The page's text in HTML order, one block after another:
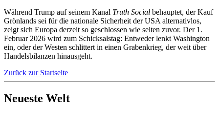
Während Trump auf seinem Kanal Truth Social behauptet, der Kauf
Grönlands sei für die nationale Sicherheit der USA alternativlos,
zeigt sich Europa derzeit so geschlossen wie selten zuvor. Der 1.
Februar 2026 wird zum Schicksalstag: Entweder lenkt Washington
ein, oder der Westen schlittert in einen Grabenkrieg, der weit über
Handelsbilanzen hinausgeht.
Zurück zur Startseite
Neueste Welt